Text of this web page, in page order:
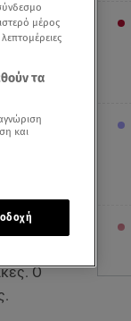
που
Ο
μέρος
τα
και